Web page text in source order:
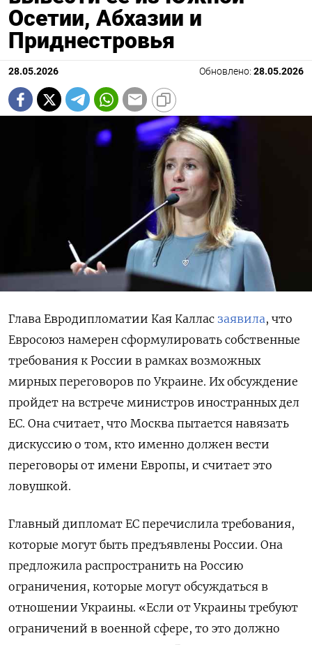
Осетии, Абхазии и
Приднестровья
28.05.2026 Обновлено: 28.05.2026
Глава Евродипломатии Кая Каллас заявила, что
Евросоюз намерен сформулировать собственные
требования к России в рамках возможных
мирных переговоров по Украине. Их обсуждение
пройдет на встрече министров иностранных дел
ЕС. Она считает, что Москва пытается навязать
дискуссию о том, кто именно должен вести
переговоры от имени Европы, и считает это
ловушкой.
Главный дипломат ЕС перечислила требования,
которые могут быть предъявлены России. Она
предложила распространить на Россию
ограничения, которые могут обсуждаться в
отношении Украины. «Если от Украины требуют
ограничений в военной сфере, то это должно